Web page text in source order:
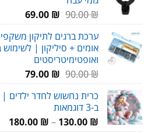
90.00₪
המחיר
היה:
90.00 ₪.
69.00 ₪
המחיר
הוא:
69.00 ₪.
אומים + סיליקון | לשימוש
ואופטימיטריסטים
90.00₪
המחיר
היה:
90.00 ₪.
79.00 ₪
המחיר
הוא:
ב-3 דוגמאות
130.00 ₪
–
180.00 ₪